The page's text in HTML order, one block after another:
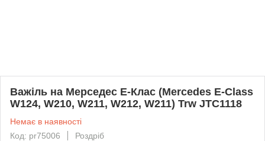
Важіль на Мерседес E-Клас (Mercedes E-Class
W124, W210, W211, W212, W211) Trw JTC1118
Немає в наявності
Код: pr75006
Роздріб